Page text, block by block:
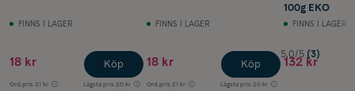
FINNS I LAGER
18 kr
Ord.pris 21 kr Lägsta pris 20 kr
Köp
FINNS I LAGER
18 kr
Ord.pris 21 kr Lägsta pris 20 kr
Köp
100g EKO
FINNS I LAGER
5.0/5 (3)
132 kr